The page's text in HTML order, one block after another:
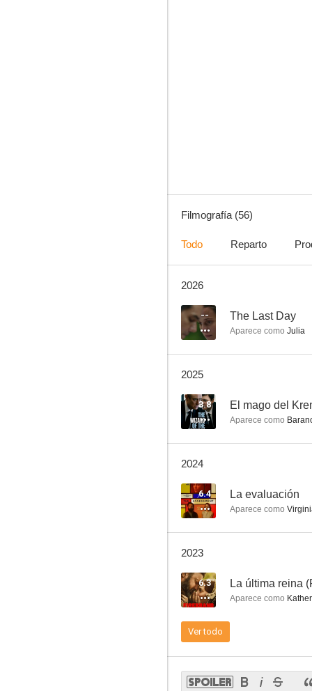
Operación U.N.C.L.E.
6.9
Filmografía (56)
Todo Reparto
2026
-- The Last Day
Aparece como Julia
2025
3.8 El mago del
Aparece como
2024
6.4 La evaluación
Aparece como
2023
6.3 La última reina
Aparece como
Ver todo